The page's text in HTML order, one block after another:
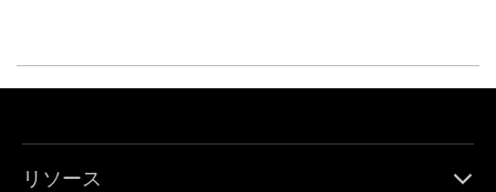
リソース